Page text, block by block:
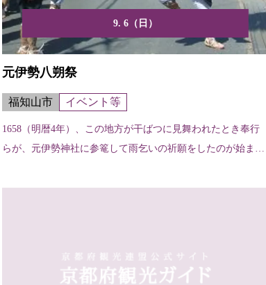
9. 6（日）
元伊勢八朔祭
福知山市 イベント等
1658（明暦4年）、この地方が干ばつに見舞われたとき奉行
らが、元伊勢神社に参篭して雨乞いの祈願をしたのが始ま